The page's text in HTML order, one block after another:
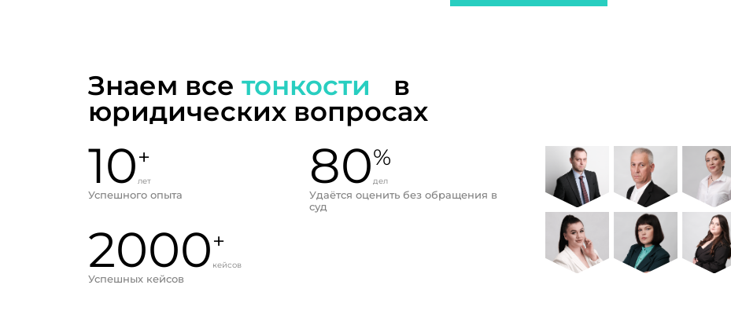
Знаем все тонкости в
юридических вопросах
10+
лет
Успешного опыта
80%
дел
Удаётся оценить без обращения в
суд
2000+
кейсов
Успешных кейсов